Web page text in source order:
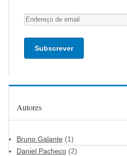
Endereço
Autores
Bruno Galante (1)
Daniel Pacheco(2)